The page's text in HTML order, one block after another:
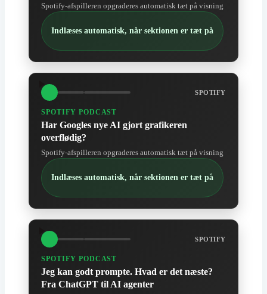
Spotify-afspilleren opgraderes automatisk tæt på visning
Indlæses automatisk, når sektionen er tæt på
SPOTIFY
SPOTIFY PODCAST
Har Googles nye AI gjort grafikeren
overflødig?
Spotify-afspilleren opgraderes automatisk tæt på visning
Indlæses automatisk, når sektionen er tæt på
SPOTIFY
SPOTIFY PODCAST
Jeg kan godt prompte. Hvad er det næste?
Fra ChatGPT til AI agenter